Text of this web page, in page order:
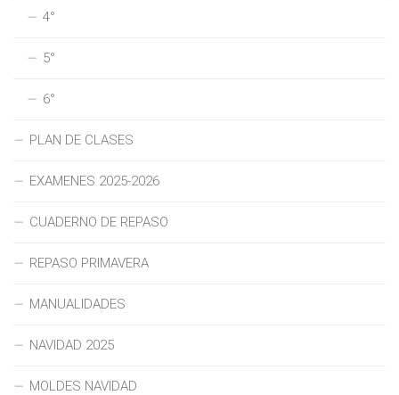
4°
5°
6°
PLAN DE CLASES
EXAMENES 2025-2026
CUADERNO DE REPASO
REPASO PRIMAVERA
MANUALIDADES
NAVIDAD 2025
MOLDES NAVIDAD